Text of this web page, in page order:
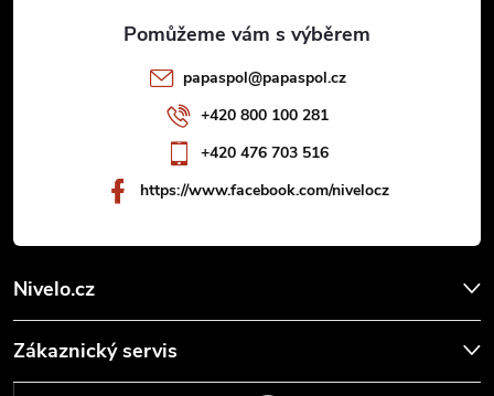
Nivelo.cz
Zákaznický servis
papaspol@papaspol.cz
+420 800 100 281
+420 476 703 516
https://www.facebook.com/nivelocz